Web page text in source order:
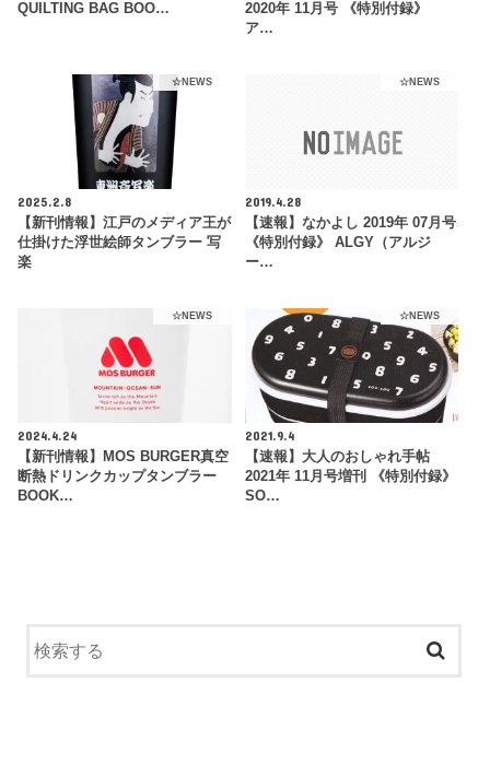
QUILTING BAG BOO…
2020年 11月号 《特別付録》
ア…
☆NEWS
2025.2.8
【新刊情報】江戸のメディア王が
仕掛けた浮世絵師タンブラー 写
楽
☆NEWS
2019.4.28
【速報】なかよし 2019年 07月号
《特別付録》 ALGY（アルジ
ー…
☆NEWS
2024.4.24
【新刊情報】MOS BURGER真空
断熱ドリンクカップタンブラー
BOOK…
☆NEWS
2021.9.4
【速報】大人のおしゃれ手帖
2021年 11月号増刊 《特別付録》
SO…